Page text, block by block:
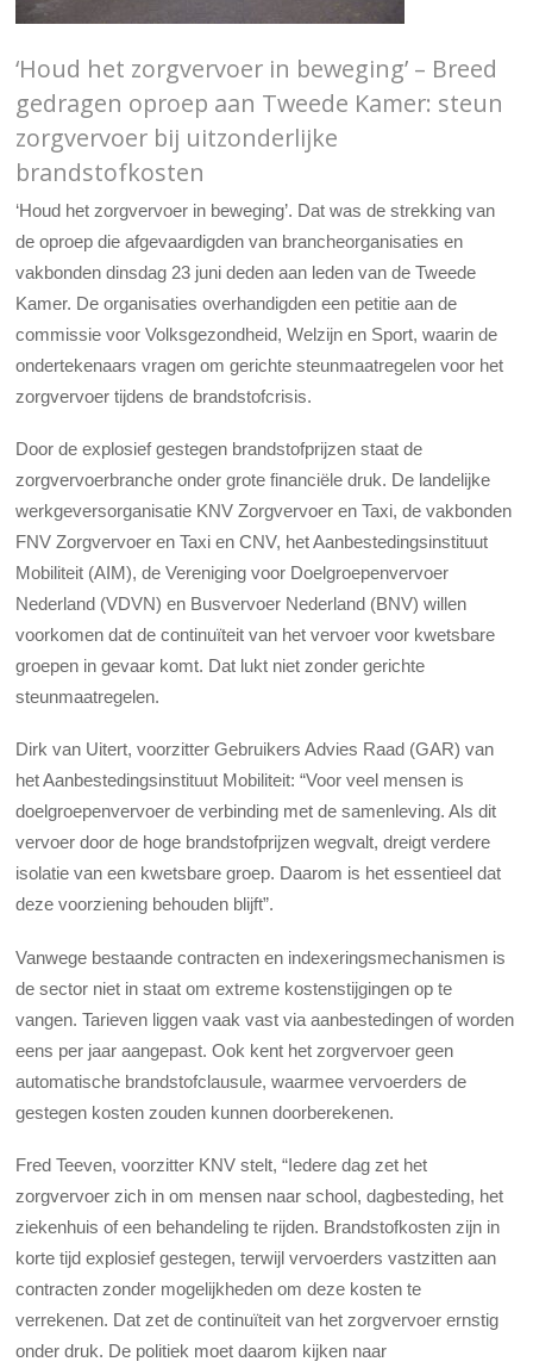
‘Houd het zorgvervoer in beweging’ – Breed
gedragen oproep aan Tweede Kamer: steun
zorgvervoer bij uitzonderlijke
brandstofkosten
‘Houd het zorgvervoer in beweging’. Dat was de strekking van
de oproep die afgevaardigden van brancheorganisaties en
vakbonden dinsdag 23 juni deden aan leden van de Tweede
Kamer. De organisaties overhandigden een petitie aan de
commissie voor Volksgezondheid, Welzijn en Sport, waarin de
ondertekenaars vragen om gerichte steunmaatregelen voor het
zorgvervoer tijdens de brandstofcrisis.
Door de explosief gestegen brandstofprijzen staat de
zorgvervoerbranche onder grote financiële druk. De landelijke
werkgeversorganisatie KNV Zorgvervoer en Taxi, de vakbonden
FNV Zorgvervoer en Taxi en CNV, het Aanbestedingsinstituut
Mobiliteit (AIM), de Vereniging voor Doelgroepenvervoer
Nederland (VDVN) en Busvervoer Nederland (BNV) willen
voorkomen dat de continuïteit van het vervoer voor kwetsbare
groepen in gevaar komt. Dat lukt niet zonder gerichte
steunmaatregelen.
Dirk van Uitert, voorzitter Gebruikers Advies Raad (GAR) van
het Aanbestedingsinstituut Mobiliteit: “Voor veel mensen is
doelgroepenvervoer de verbinding met de samenleving. Als dit
vervoer door de hoge brandstofprijzen wegvalt, dreigt verdere
isolatie van een kwetsbare groep. Daarom is het essentieel dat
deze voorziening behouden blijft”.
Vanwege bestaande contracten en indexeringsmechanismen is
de sector niet in staat om extreme kostenstijgingen op te
vangen. Tarieven liggen vaak vast via aanbestedingen of worden
eens per jaar aangepast. Ook kent het zorgvervoer geen
automatische brandstofclausule, waarmee vervoerders de
gestegen kosten zouden kunnen doorberekenen.
Fred Teeven, voorzitter KNV stelt, “Iedere dag zet het
zorgvervoer zich in om mensen naar school, dagbesteding, het
ziekenhuis of een behandeling te rijden. Brandstofkosten zijn in
korte tijd explosief gestegen, terwijl vervoerders vastzitten aan
contracten zonder mogelijkheden om deze kosten te
verrekenen. Dat zet de continuïteit van het zorgvervoer ernstig
onder druk. De politiek moet daarom kijken naar